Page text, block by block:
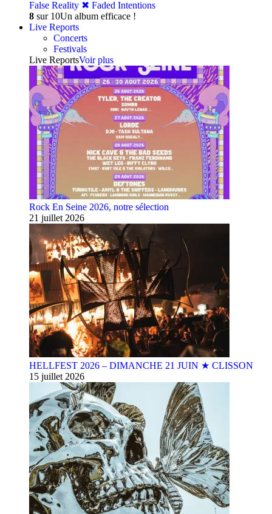
False Reality ✖︎ Faded Intentions
8 sur 10Un album efficace !
Live Reports
Concerts
Festivals
Live ReportsVoir plus
Rock En Seine 2026, notre sélection
21 juillet 2026
HELLFEST 2026 – DIMANCHE 21 JUIN ★ CLISSON
15 juillet 2026